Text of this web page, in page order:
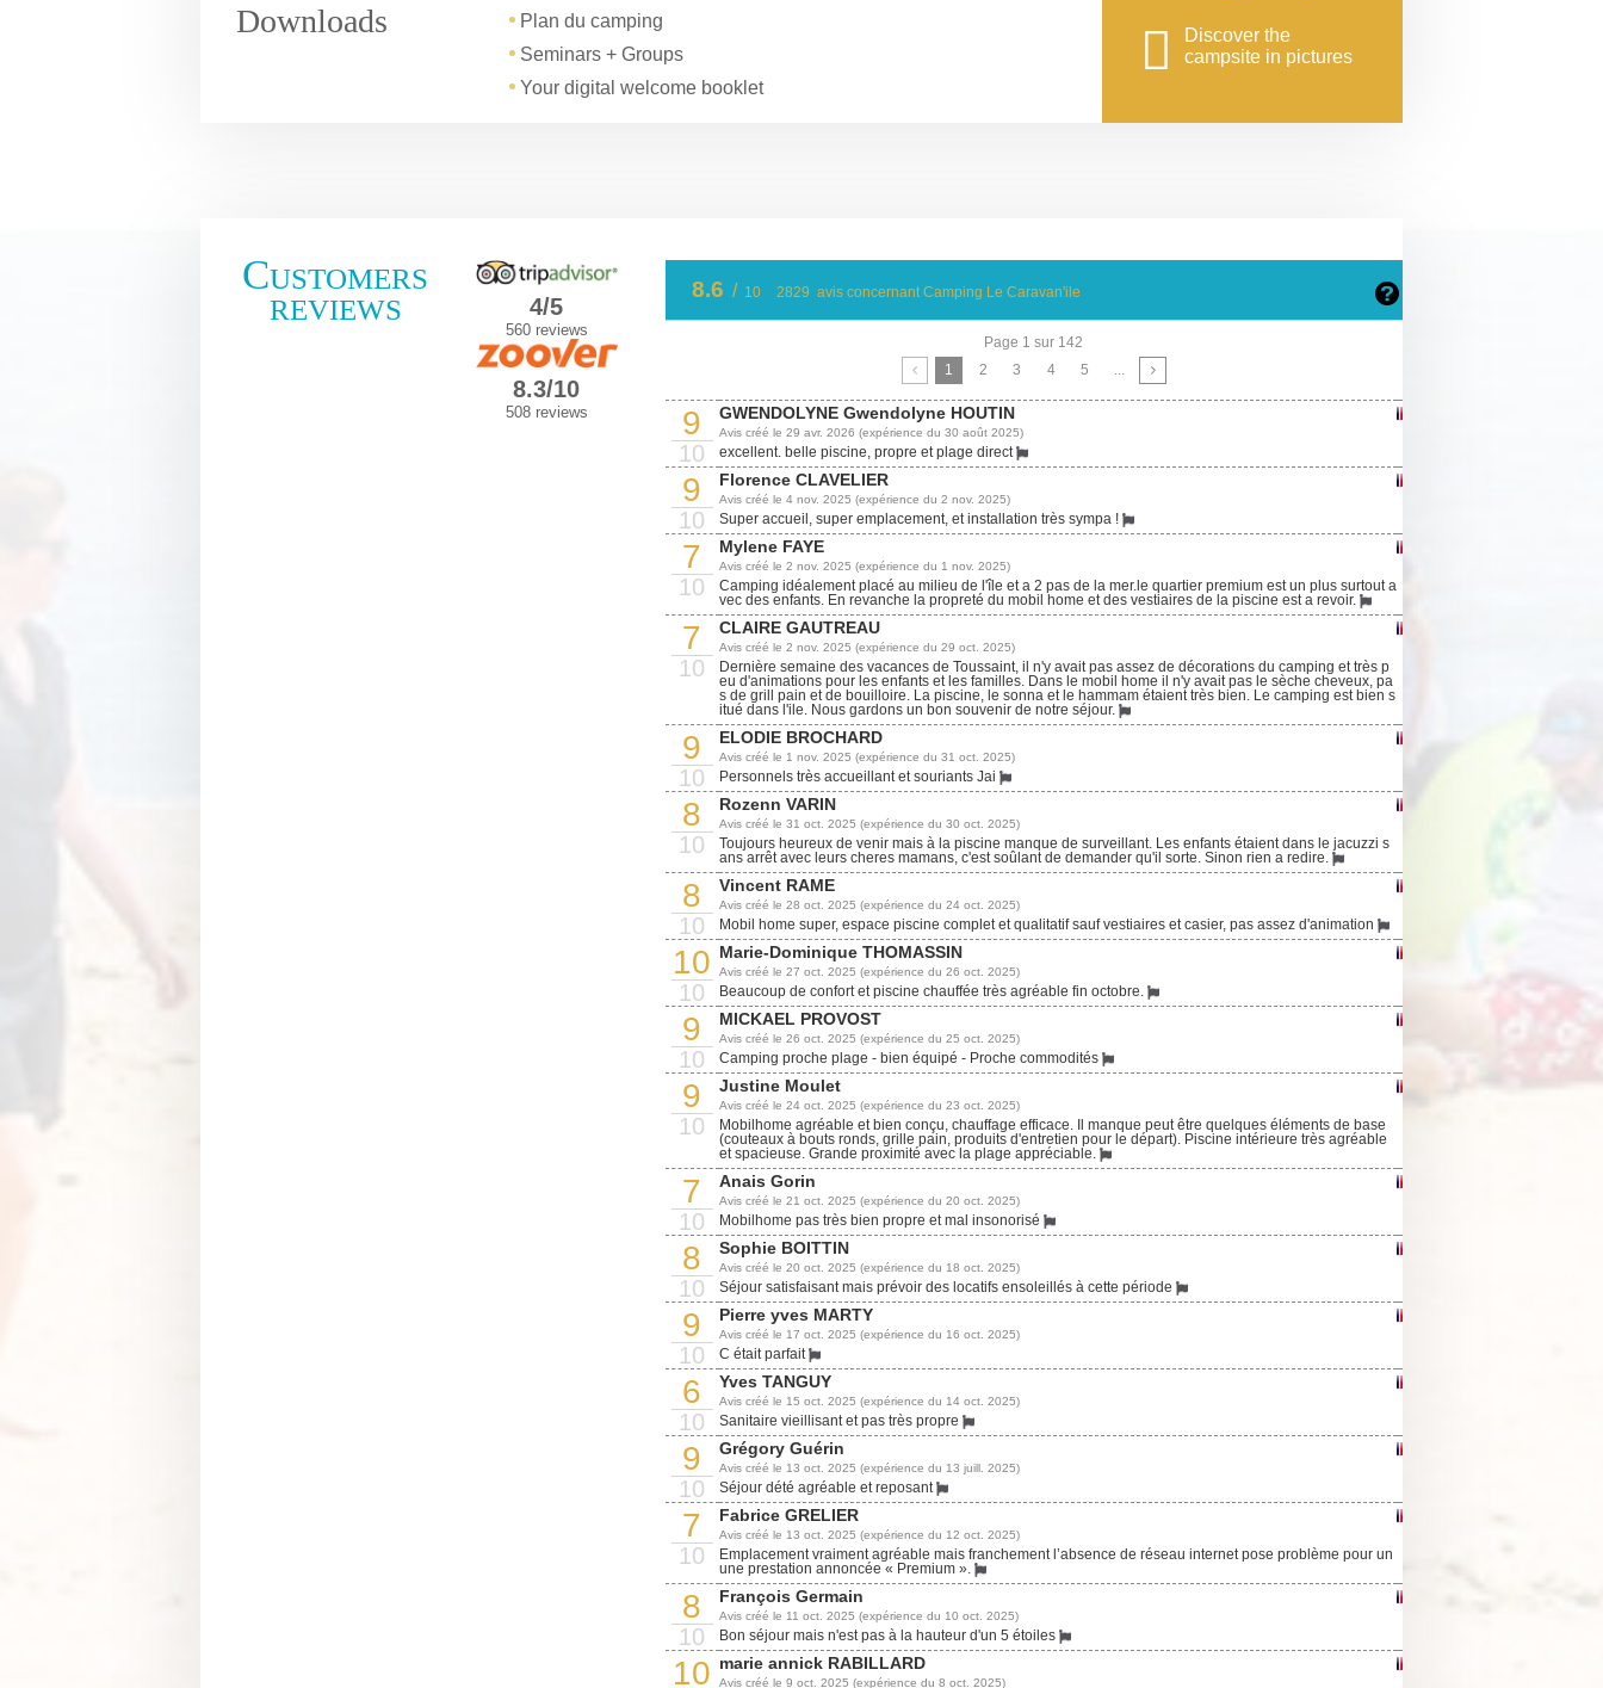
Downloads
Plan du camping
Seminars + Groups
Your digital welcome booklet
Discover the
campsite in pictures
Customers
reviews 4/5
560 reviews
8.3/10
508 reviews
8.6 / 10 2829 avis concernant Camping Le Caravan'ile
Page 1 sur 142
1
2 3 4 5 ...
9
10
GWENDOLYNE Gwendolyne HOUTIN
Avis créé le 29 avr. 2026 (expérience du 30 août 2025)
excellent. belle piscine, propre et plage direct
9
10
Florence CLAVELIER
Avis créé le 4 nov. 2025 (expérience du 2 nov. 2025)
Super accueil, super emplacement, et installation très sympa !
7
10
Mylene FAYE
Avis créé le 2 nov. 2025 (expérience du 1 nov. 2025)
Camping idéalement placé au milieu de l'île et a 2 pas de la mer.le quartier premium est un plus surtout a
vec des enfants. En revanche la propreté du mobil home et des vestiaires de la piscine est a revoir.
7
10
CLAIRE GAUTREAU
Avis créé le 2 nov. 2025 (expérience du 29 oct. 2025)
Dernière semaine des vacances de Toussaint, il n'y avait pas assez de décorations du camping et très p
eu d'animations pour les enfants et les familles. Dans le mobil home il n'y avait pas le sèche cheveux, pa
s de grill pain et de bouilloire. La piscine, le sonna et le hammam étaient très bien. Le camping est bien s
itué dans l'ile. Nous gardons un bon souvenir de notre séjour.
9
10
ELODIE BROCHARD
Avis créé le 1 nov. 2025 (expérience du 31 oct. 2025)
Personnels très accueillant et souriants Jai
8
10
Rozenn VARIN
Avis créé le 31 oct. 2025 (expérience du 30 oct. 2025)
Toujours heureux de venir mais à la piscine manque de surveillant. Les enfants étaient dans le jacuzzi s
ans arrêt avec leurs cheres mamans, c'est soûlant de demander qu'il sorte. Sinon rien a redire.
8
10
Vincent RAME
Avis créé le 28 oct. 2025 (expérience du 24 oct. 2025)
Mobil home super, espace piscine complet et qualitatif sauf vestiaires et casier, pas assez d'animation
10
10
Marie-Dominique THOMASSIN
Avis créé le 27 oct. 2025 (expérience du 26 oct. 2025)
Beaucoup de confort et piscine chauffée très agréable fin octobre.
9
10
MICKAEL PROVOST
Avis créé le 26 oct. 2025 (expérience du 25 oct. 2025)
Camping proche plage - bien équipé - Proche commodités
9
10
Justine Moulet
Avis créé le 24 oct. 2025 (expérience du 23 oct. 2025)
Mobilhome agréable et bien conçu, chauffage efficace. Il manque peut être quelques éléments de base
(couteaux à bouts ronds, grille pain, produits d'entretien pour le départ). Piscine intérieure très agréable
et spacieuse. Grande proximité avec la plage appréciable.
7
10
Anais Gorin
Avis créé le 21 oct. 2025 (expérience du 20 oct. 2025)
Mobilhome pas très bien propre et mal insonorisé
8
10
Sophie BOITTIN
Avis créé le 20 oct. 2025 (expérience du 18 oct. 2025)
Séjour satisfaisant mais prévoir des locatifs ensoleillés à cette période
9
10
Pierre yves MARTY
Avis créé le 17 oct. 2025 (expérience du 16 oct. 2025)
C était parfait
6
10
Yves TANGUY
Avis créé le 15 oct. 2025 (expérience du 14 oct. 2025)
Sanitaire vieillisant et pas très propre
9
10
Grégory Guérin
Avis créé le 13 oct. 2025 (expérience du 13 juill. 2025)
Séjour dété agréable et reposant
7
10
Fabrice GRELIER
Avis créé le 13 oct. 2025 (expérience du 12 oct. 2025)
Emplacement vraiment agréable mais franchement l’absence de réseau internet pose problème pour un
une prestation annoncée « Premium ».
8
10
François Germain
Avis créé le 11 oct. 2025 (expérience du 10 oct. 2025)
Bon séjour mais n'est pas à la hauteur d'un 5 étoiles
10 marie annick RABILLARD
Avis créé le 9 oct. 2025 (expérience du 8 oct. 2025)